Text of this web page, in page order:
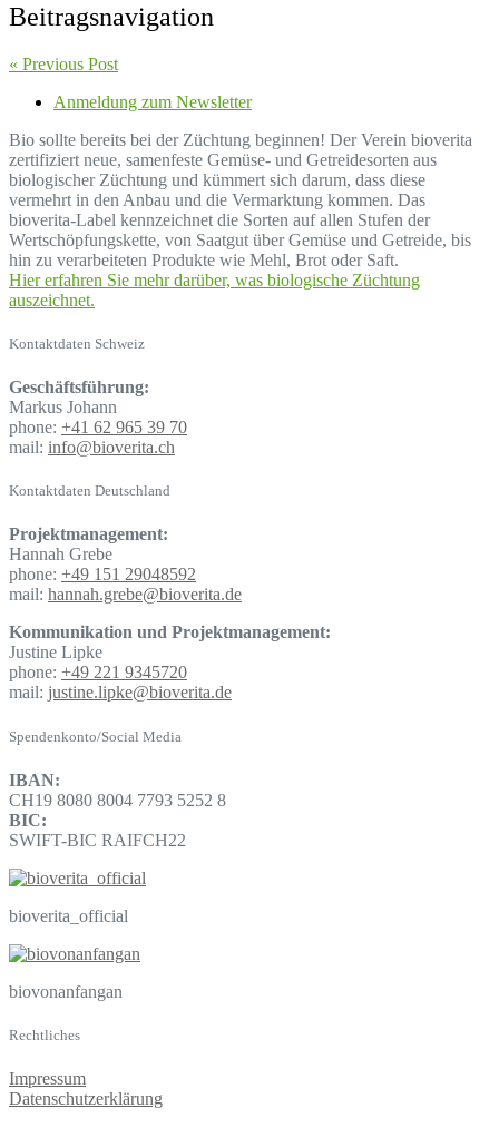
Beitragsnavigation
« Previous Post
Anmeldung zum Newsletter
Bio sollte bereits bei der Züchtung beginnen! Der Verein bioverita
zertifiziert neue, samenfeste Gemüse- und Getreidesorten aus
biologischer Züchtung und kümmert sich darum, dass diese
vermehrt in den Anbau und die Vermarktung kommen. Das
bioverita-Label kennzeichnet die Sorten auf allen Stufen der
Wertschöpfungskette, von Saatgut über Gemüse und Getreide, bis
hin zu verarbeiteten Produkte wie Mehl, Brot oder Saft.
Hier erfahren Sie mehr darüber, was biologische Züchtung
auszeichnet.
Kontaktdaten Schweiz
Geschäftsführung:
Markus Johann
phone: +41 62 965 39 70
mail: info@bioverita.ch
Kontaktdaten Deutschland
Projektmanagement:
Hannah Grebe
phone: +49 151 29048592
mail: hannah.grebe@bioverita.de
Kommunikation und Projektmanagement:
Justine Lipke
phone: +49 221 9345720
mail: justine.lipke@bioverita.de
Spendenkonto/Social Media
IBAN:
CH19 8080 8004 7793 5252 8
BIC:
SWIFT-BIC RAIFCH22
bioverita_official
biovonanfangan
Rechtliches
Impressum
Datenschutzerklärung